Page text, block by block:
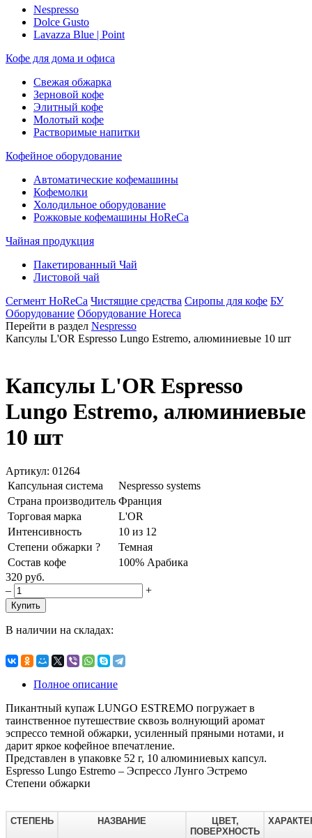
Nespresso
Dolce Gusto
Lavazza Blue | Point
Кофе для дома и офиса
Свежая обжарка
Зерновой кофе
Элитный кофе
Молотый кофе
Растворимые напитки
Кофейное оборудование
Автоматические кофемашины
Кофемолки
Холодильное оборудование
Рожковые кофемашины HoReCa
Чайная продукция
Пакетированный Чай
Листовой чай
Сегмент HoReCa Чистящие средства Сиропы для кофе БУ
Оборудование Оборудование Horeca
Перейти в раздел Nespresso
Капсулы L'OR Espresso Lungo Estremo, алюминиевые 10 шт
Капсулы L'OR Espresso
Lungo Estremo, алюминиевые
10 шт
Артикул: 01264
Капсульная система
Nespresso systems
Страна производитель Франция
Торговая марка
L'OR
Интенсивность
10 из 12
Степени обжарки ?
Темная
Состав кофе
100% Арабика
320 руб.
–
+
Купить
В наличии на складах:
Полное описание
Пикантный купаж LUNGO ESTREMO погружает в
таинственное путешествие сквозь волнующий аромат
эспрессо темной обжарки, усиленный пряными нотами, и
дарит яркое кофейное впечатление.
Представлен в упаковке 52 г, 10 алюминиевых капсул.
Espresso Lungo Estremo – Эспрессо Лунго Эстремо
Степени обжарки
СТЕПЕНЬ НАЗВАНИЕ
ЦВЕТ,
ПОВЕРХНОСТЬ